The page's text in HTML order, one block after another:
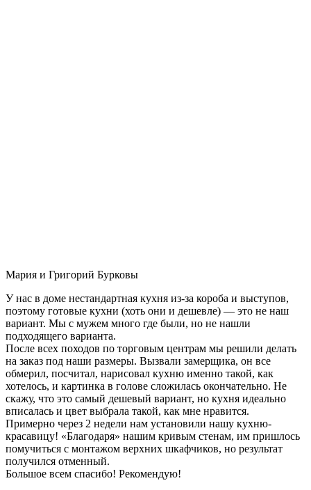
Мария и Григорий Бурковы
У нас в доме нестандартная кухня из-за короба и выступов,
поэтому готовые кухни (хоть они и дешевле) — это не наш
вариант. Мы с мужем много где были, но не нашли
подходящего варианта.
После всех походов по торговым центрам мы решили делать
на заказ под наши размеры. Вызвали замерщика, он все
обмерил, посчитал, нарисовал кухню именно такой, как
хотелось, и картинка в голове сложилась окончательно. Не
скажу, что это самый дешевый вариант, но кухня идеально
вписалась и цвет выбрала такой, как мне нравится.
Примерно через 2 недели нам установили нашу кухню-
красавицу! «Благодаря» нашим кривым стенам, им пришлось
помучиться с монтажом верхних шкафчиков, но результат
получился отменный.
Большое всем спасибо! Рекомендую!